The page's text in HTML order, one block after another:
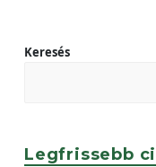
Keresés
Legfrissebb